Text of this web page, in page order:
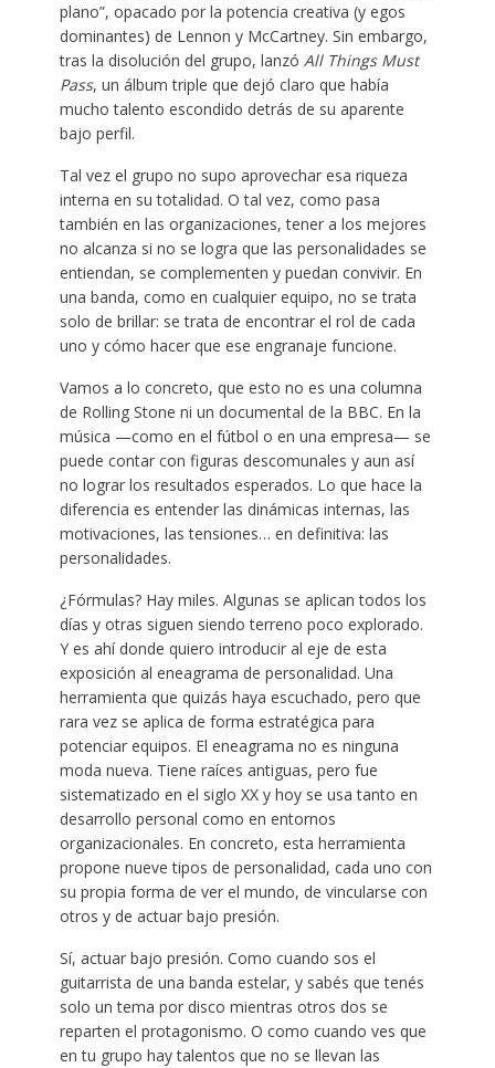
plano”, opacado por la potencia creativa (y egos
dominantes) de Lennon y McCartney. Sin embargo,
tras la disolución del grupo, lanzó All Things Must
Pass, un álbum triple que dejó claro que había
mucho talento escondido detrás de su aparente
bajo perfil.
Tal vez el grupo no supo aprovechar esa riqueza
interna en su totalidad. O tal vez, como pasa
también en las organizaciones, tener a los mejores
no alcanza si no se logra que las personalidades se
entiendan, se complementen y puedan convivir. En
una banda, como en cualquier equipo, no se trata
solo de brillar: se trata de encontrar el rol de cada
uno y cómo hacer que ese engranaje funcione.
Vamos a lo concreto, que esto no es una columna
de Rolling Stone ni un documental de la BBC. En la
música —como en el fútbol o en una empresa— se
puede contar con figuras descomunales y aun así
no lograr los resultados esperados. Lo que hace la
diferencia es entender las dinámicas internas, las
motivaciones, las tensiones… en definitiva: las
personalidades.
¿Fórmulas? Hay miles. Algunas se aplican todos los
días y otras siguen siendo terreno poco explorado.
Y es ahí donde quiero introducir al eje de esta
exposición al eneagrama de personalidad. Una
herramienta que quizás haya escuchado, pero que
rara vez se aplica de forma estratégica para
potenciar equipos. El eneagrama no es ninguna
moda nueva. Tiene raíces antiguas, pero fue
sistematizado en el siglo XX y hoy se usa tanto en
desarrollo personal como en entornos
organizacionales. En concreto, esta herramienta
propone nueve tipos de personalidad, cada uno con
su propia forma de ver el mundo, de vincularse con
otros y de actuar bajo presión.
Sí, actuar bajo presión. Como cuando sos el
guitarrista de una banda estelar, y sabés que tenés
solo un tema por disco mientras otros dos se
reparten el protagonismo. O como cuando ves que
en tu grupo hay talentos que no se llevan las